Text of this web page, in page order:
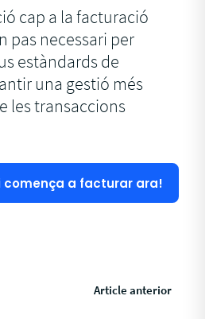
cap a la facturació
pas necessari per
estàndards de
una gestió més
les transaccions
comença a facturar ara!
Article anterior